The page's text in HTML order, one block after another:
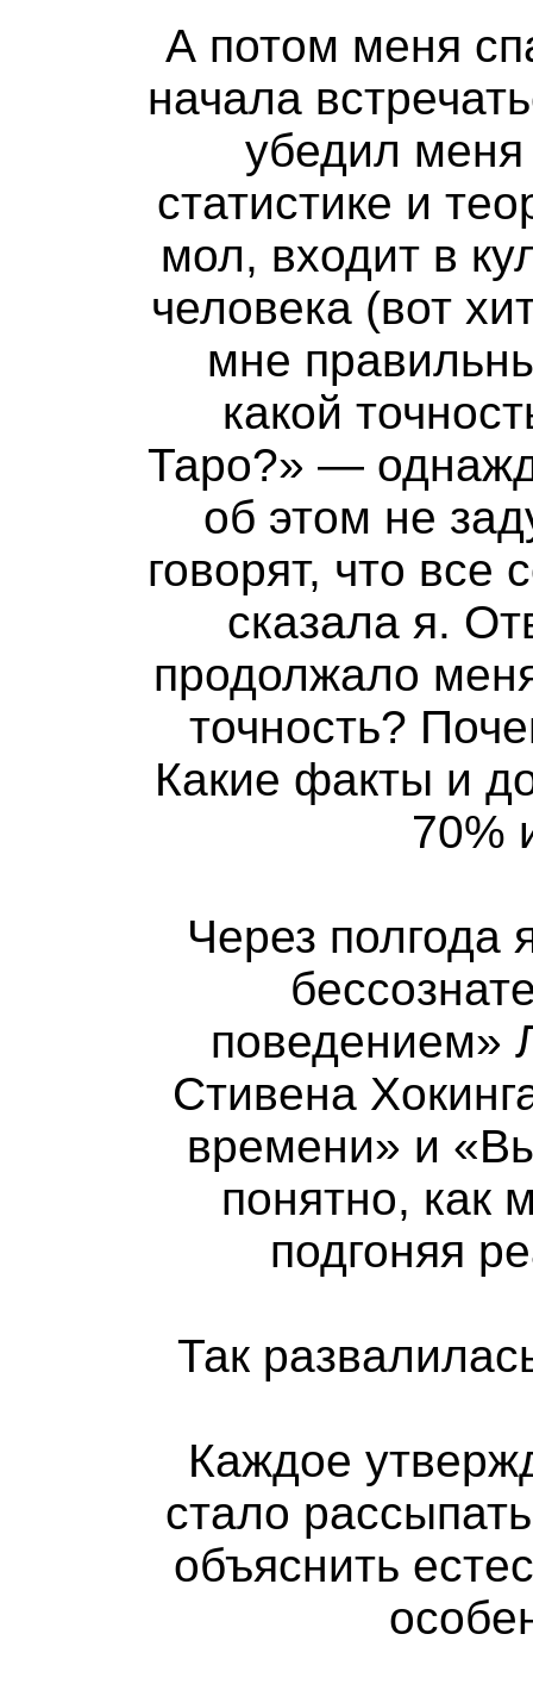
А потом меня
начала
убедил меня
статистике и
мол, входит в
человека (вот
мне
какой
Таро?» —
об этом не
говорят, что
сказала я.
продолжало
точность?
Какие факты и
70%
Через полгода
поведением»
Стивена
времени» и
понятно, как
подгоняя
Так
Каждое
стало
объяснить